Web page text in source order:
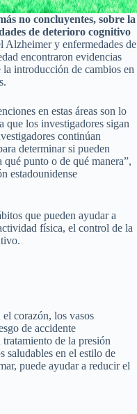
no concluyentes, sobre la
de deterioro cognitivo
Alzheimer y enfermedades de
encontraron evidencias
la introducción de cambios en
en estas áreas son lo
que los investigadores sigan
continúan
determinar si pueden
qué punto o de qué manera”,
estadounidense
que pueden ayudar a
física, el control de la
corazón, los vasos
de accidente
de la presión
saludables en el estilo de
puede ayudar a reducir el